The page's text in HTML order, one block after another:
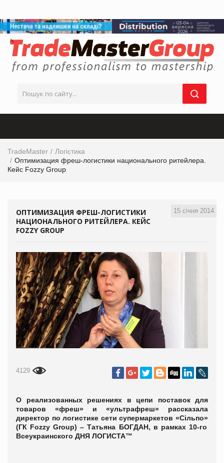
TradeMaster
Логістика
Оптимизация фреш-логистики национального ритейлера.
Кейс Fozzy Group
15 січня 2014
ОПТИМИЗАЦИЯ ФРЕШ-ЛОГИСТИКИ
НАЦИОНАЛЬНОГО РИТЕЙЛЕРА. КЕЙС
FOZZY GROUP
4129
О реализованных решениях в цепи поставок для
товаров «фреш» и «ультрафреш» рассказала
директор по логистике сети супермаркетов «Сільпо»
(ГК Fozzy Group) – Татьяна БОГДАН, в рамках 10-го
Всеукраинского ДНЯ ЛОГИСТА™